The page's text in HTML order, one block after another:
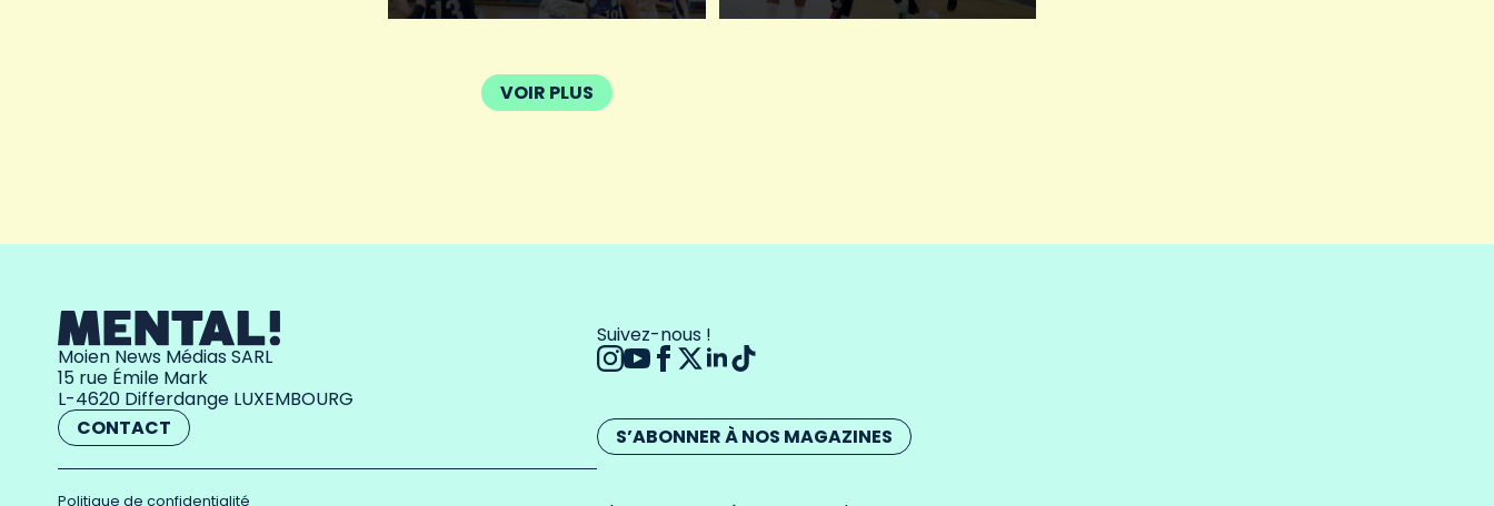
VOIR PLUS
Moien News Médias SARL
15 rue Émile Mark
L-4620 Differdange LUXEMBOURG
CONTACT
Politique de confidentialité
Suivez-nous !
S’ABONNER À NOS MAGAZINES